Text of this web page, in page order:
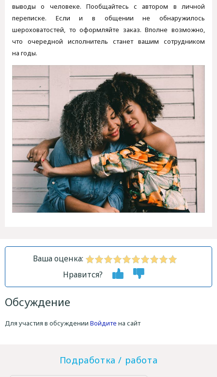
выводы о человеке. Пообщайтесь с автором в личной
переписке. Если и в общении не обнаружилось
шероховатостей, то оформляйте заказ. Вполне возможно,
что очередной исполнитель станет вашим сотрудником
на годы.
Ваша оценка:
Нравится?
Обсуждение
Для участия в обсуждении Войдите на сайт
Подработка / работа